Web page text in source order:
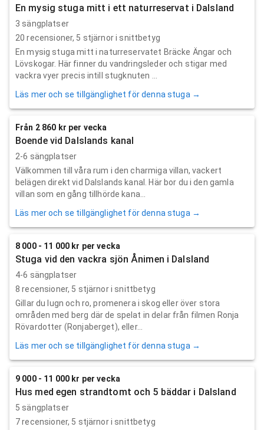
En mysig stuga mitt i ett naturreservat i Dalsland
3 sängplatser
20 recensioner, 5 stjärnor i snittbetyg
En mysig stuga mitt i naturreservatet Bräcke Ängar och
Lövskogar. Här finner du vandringsleder och stigar med
vackra vyer precis intill stugknuten ...
Läs mer och se tillgänglighet för denna stuga →
Från 2 860 kr per vecka
Boende vid Dalslands kanal
2-6 sängplatser
Välkommen till våra rum i den charmiga villan, vackert
belägen direkt vid Dalslands kanal. Här bor du i den gamla
villan som en gång tillhörde kana...
Läs mer och se tillgänglighet för denna stuga →
8 000 - 11 000 kr per vecka
Stuga vid den vackra sjön Ånimen i Dalsland
4-6 sängplatser
8 recensioner, 5 stjärnor i snittbetyg
Gillar du lugn och ro, promenera i skog eller över stora
områden med berg där de spelat in delar från filmen Ronja
Rövardotter (Ronjaberget), eller...
Läs mer och se tillgänglighet för denna stuga →
9 000 - 11 000 kr per vecka
Hus med egen strandtomt och 5 bäddar i Dalsland
5 sängplatser
7recensioner, 5 stjärnor i snittbetyg